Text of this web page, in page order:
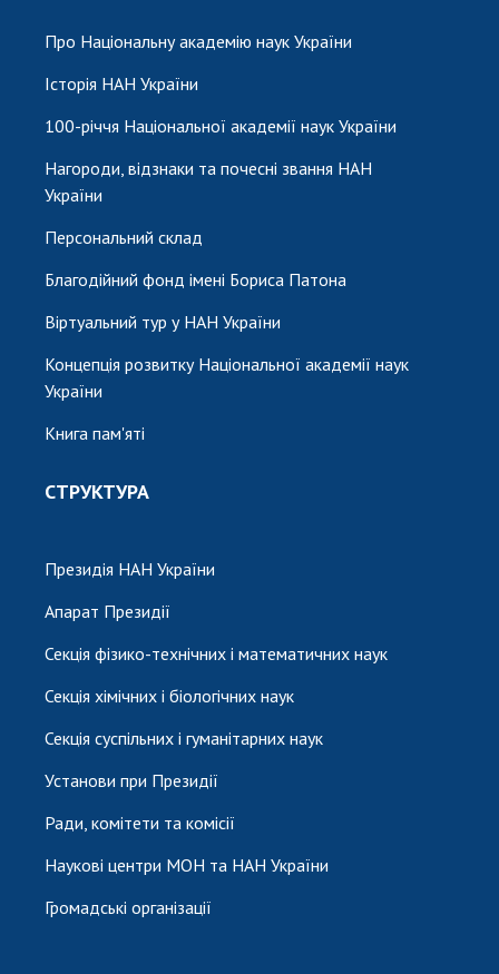
ЗАСІДАННЯ ПРЕЗИДІЇ НАН УКРАЇНИ
НАУКОВІ ВИДАННЯ
МЕДІА ПРО НАС
АКАДЕМІЯ КОМЕНТУЄ
КОНТАКТИ
ПРОФСПІЛКА НАН УКРАЇНИ
КАБІНЕТ
Про Національну академію наук України
Історія НАН України
100-річчя Національної академії наук України
Нагороди, відзнаки та почесні звання НАН
України
Персональний склад
Благодійний фонд імені Бориса Патона
Віртуальний тур у НАН України
Концепція розвитку Національної академії наук
України
Книга пам'яті
СТРУКТУРА
Президія НАН України
Апарат Президії
Секція фізико-технічних і математичних наук
Секція хімічних і біологічних наук
Секція суспільних і гуманітарних наук
Установи при Президії
Ради, комітети та комісії
Наукові центри МОН та НАН України
Громадські організації